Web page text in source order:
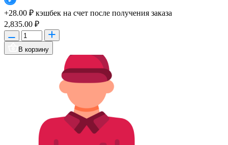
+28.00 ₽ кэшбек на счет после получения заказа
2,835.00 ₽
В корзину